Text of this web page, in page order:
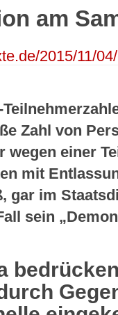
am
2015/11/
Zahl von
einer
mit
gar im
sein